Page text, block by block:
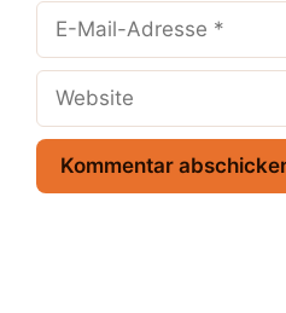
E-
Mail-
Adresse
Website